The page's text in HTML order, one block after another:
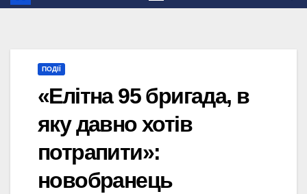
ПОДІЇ
«Елітна 95 бригада, в
яку давно хотів
потрапити»:
новобранець